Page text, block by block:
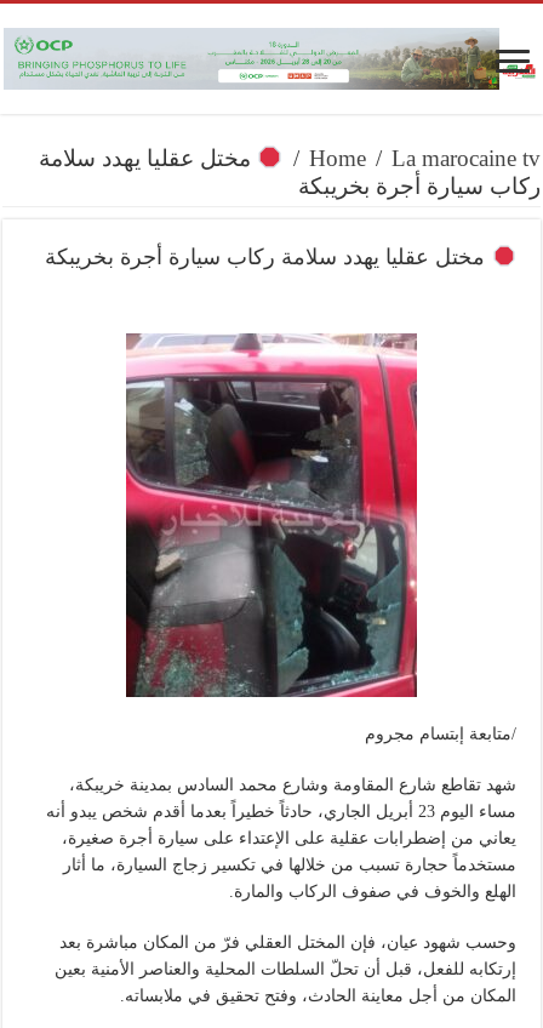
Home / La marocaine tv
/
مختل عقليا يهدد سلامة
ركاب سيارة أجرة بخريبكة
مختل عقليا يهدد سلامة ركاب سيارة أجرة بخريبكة
/متابعة إبتسام مجروم
شهد تقاطع شارع المقاومة وشارع محمد السادس بمدينة خريبكة،
مساء اليوم 23 أبريل الجاري، حادثاً خطيراً بعدما أقدم شخص يبدو أنه
يعاني من إضطرابات عقلية على الإعتداء على سيارة أجرة صغيرة،
مستخدماً حجارة تسبب من خلالها في تكسير زجاج السيارة، ما أثار
الهلع والخوف في صفوف الركاب والمارة.
وحسب شهود عيان، فإن المختل العقلي فرّ من المكان مباشرة بعد
إرتكابه للفعل، قبل أن تحلّ السلطات المحلية والعناصر الأمنية بعين
المكان من أجل معاينة الحادث، وفتح تحقيق في ملابساته.